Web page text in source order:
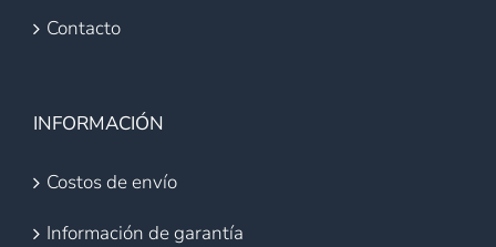
Contacto
INFORMACIÓN
Costos de envío
Información de garantía